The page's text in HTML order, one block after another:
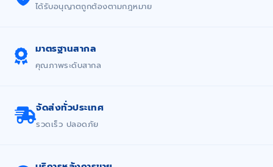
ได้รับอนุญาตถูกต้องตามกฎหมาย
มาตรฐานสากล
คุณภาพระดับสากล
จัดส่งทั่วประเทศ
รวดเร็ว ปลอดภัย